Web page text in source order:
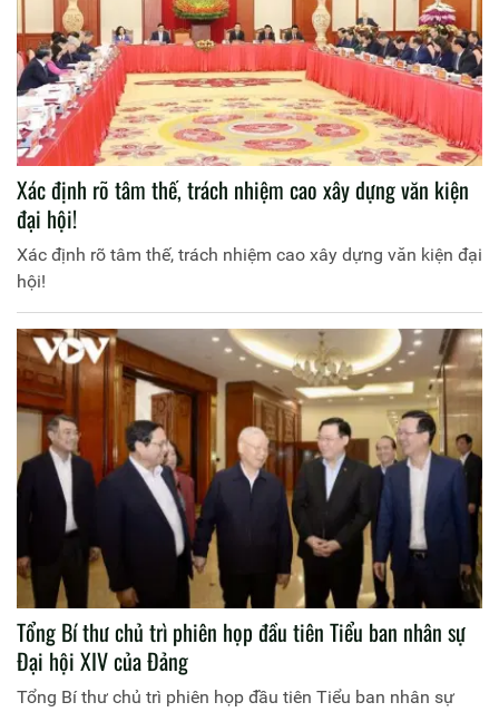
Xác định rõ tâm thế, trách nhiệm cao xây dựng văn kiện
đại hội!
Xác định rõ tâm thế, trách nhiệm cao xây dựng văn kiện đại
hội!
Tổng Bí thư chủ trì phiên họp đầu tiên Tiểu ban nhân sự
Đại hội XIV của Đảng
Tổng Bí thư chủ trì phiên họp đầu tiên Tiểu ban nhân sự